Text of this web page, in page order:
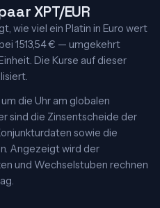
XPT/EUR
wie viel ein Platin in Euro wert
1513,54 € — umgekehrt
Die Kurse auf dieser
die Uhr am globalen
sind die Zinsentscheide der
sowie die
Angezeigt wird der
und Wechselstuben rechnen